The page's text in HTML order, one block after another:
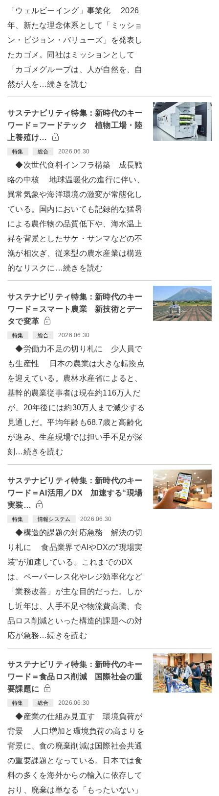
「ウェルビーイング」事業化 2026
年、新たな理念体系として「ミッショ
ン・ビジョン・バリューズ」を発表し
たカゴメ。同社はミッションとして
「カゴメグループは、人が自然を、自
然が人を…続きを読む
サステナビリティ特集：新時代のキー
ワード＝フードテック 植物工場・陸
上養殖け…
特集 総合 2026.06.30
◆次世代食料インフラ構築 成長戦
略の中核 地球温暖化の進行に伴い、
異常気象や海洋環境の激変が常態化し
ている。国内においても記録的な猛暑
による農作物の品質低下や、海水温上
昇を背景としたサケ・サンマなどの不
漁が相次ぎ、従来型の農水産業は構造
的なリスクに…続きを読む
サステナビリティ特集：新時代のキー
ワード＝スマート農業 新技術とデー
タで変革
特集 総合 2026.06.30
◆労働力不足の切り札に 少人員で
も生産性 日本の農業は大きな転換点
を迎えている。農林水産省によると、
基幹的農業従事者は現在約116万人だ
が、20年後には約30万人まで減少する
見通しだ。平均年齢も68.7歳と高齢化
が進み、生産現場では担い手不足が深
刻…続きを読む
サステナビリティ特集：新時代のキー
ワード＝AI活用／DX 加速する“現場
実装…
特集 情報システム 2026.06.30
◆構造的課題の対応急務 解決の切
り札に 食品業界でAIやDXの“現場実
装”が加速している。これまでのDX
は、ペーパーレス化やレジ効率化など
「業務改善」が主な目的だった。しか
し近年は、人手不足や物流費高騰、食
品ロス削減といった構造的課題への対
応が急務…続きを読む
サステナビリティ特集：新時代のキー
ワード＝食品ロス削減 国際社会の重
要課題に
特集 総合 2026.06.30
◆産業の仕組み見直す 環境負荷が
背景 人口増加と環境負荷の高まりを
背景に、食の廃棄削減は国際社会共通
の重要課題となっている。日本では食
料の多くを海外からの輸入に依存して
おり、廃棄は単なる「もったいない」